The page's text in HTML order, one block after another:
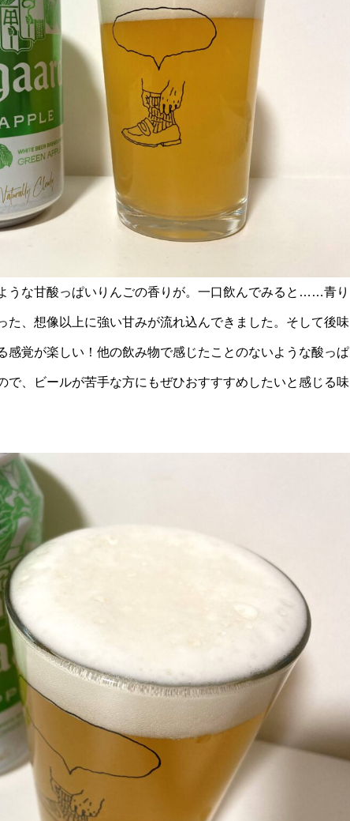
うな甘酸っぱいりんごの香りが。一口飲んでみると……青り
た、想像以上に強い甘みが流れ込んできました。そして後味
感覚が楽しい！他の飲み物で感じたことのないような酸っぱ
で、ビールが苦手な方にもぜひおすすすめしたいと感じる味